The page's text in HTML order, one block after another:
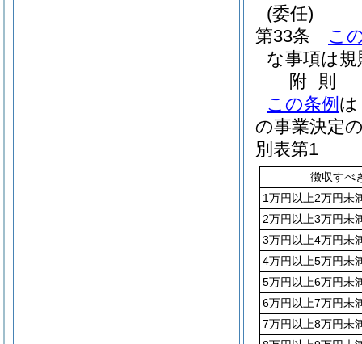
(委任)
第33条
こ
な事項は
附 則
この条例 は
の事業決定
別表第1
徴収すべ
1万円以上2万円未
2万円以上3万円未
3万円以上4万円未
4万円以上5万円未
5万円以上6万円未
6万円以上7万円未
7万円以上8万円未